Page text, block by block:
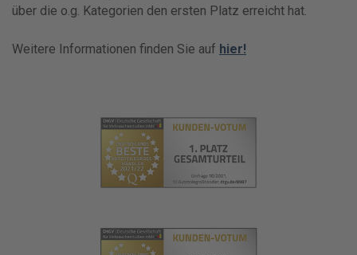
über die o.g. Kategorien den ersten Platz erreicht hat.
Weitere Informationen finden Sie auf hier!